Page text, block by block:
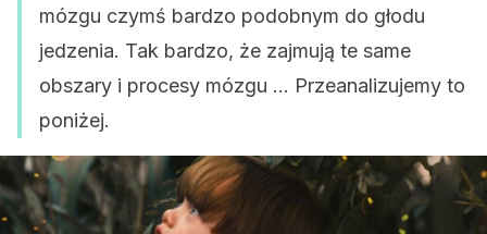
mózgu czymś bardzo podobnym do głodu
jedzenia. Tak bardzo, że zajmują te same
obszary i procesy mózgu ... Przeanalizujemy to
poniżej.